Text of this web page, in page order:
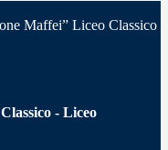
Maffei” Liceo Classico
- Liceo